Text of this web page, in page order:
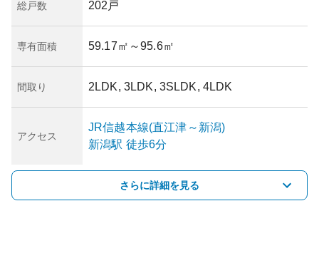
総戸数 202戸
専有面積 59.17㎡ ～95.6㎡
間取り 2LDK, 3LDK, 3SLDK, 4LDK
アクセス
JR信越本線(直江津～新潟)
新潟駅 徒歩6分
さらに詳細を見る